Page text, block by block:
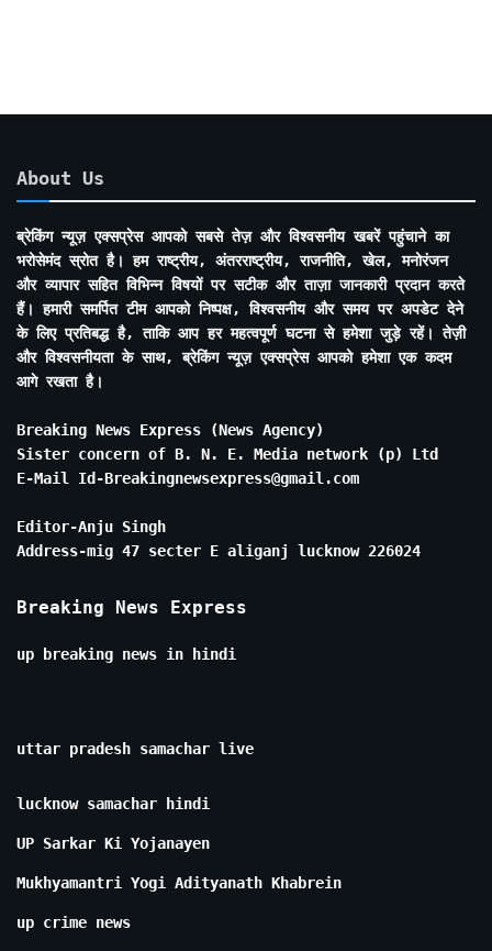
About Us
ब्रेकिंग न्यूज़ एक्सप्रेस आपको सबसे तेज़ और विश्वसनीय खबरें पहुंचाने का
भरोसेमंद स्रोत है। हम राष्ट्रीय, अंतरराष्ट्रीय, राजनीति, खेल, मनोरंजन
और व्यापार सहित विभिन्न विषयों पर सटीक और ताज़ा जानकारी प्रदान करते
हैं। हमारी समर्पित टीम आपको निष्पक्ष, विश्वसनीय और समय पर अपडेट देने
के लिए प्रतिबद्ध है, ताकि आप हर महत्वपूर्ण घटना से हमेशा जुड़े रहें। तेज़ी
और विश्वसनीयता के साथ, ब्रेकिंग न्यूज़ एक्सप्रेस आपको हमेशा एक कदम
आगे रखता है।
Breaking News Express (News Agency)
Sister concern of B. N. E. Media network (p) Ltd
E-Mail Id-Breakingnewsexpress@gmail.com
Editor-Anju Singh
Address-mig 47 secter E aliganj lucknow 226024
Breaking News Express
up breaking news in hindi
uttar pradesh samachar live
lucknow samachar hindi
UP Sarkar Ki Yojanayen
Mukhyamantri Yogi Adityanath Khabrein
up crime news